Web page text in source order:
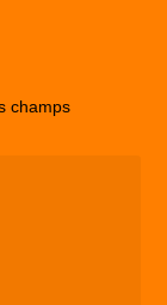
champs